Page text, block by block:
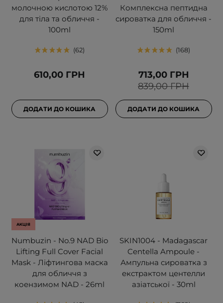
молочною кислотою 12%
для тіла та обличчя -
100ml
62
610,00 ГРН
ДОДАТИ ДО КОШИКА
Комплексна пептидна
сироватка для обличчя -
150ml
168
839,00 ГРН
713,00 ГРН
ДОДАТИ ДО КОШИКА
АКЦІЯ
Numbuzin - No.9 NAD Bio
Lifting Full Cover Facial
Mask - Ліфтингова маска
для обличчя з
коензимом NAD - 26ml
SKIN1004 - Madagascar
Centella Ampoule -
Ампульна сироватка з
екстрактом центелли
азіатської - 30ml